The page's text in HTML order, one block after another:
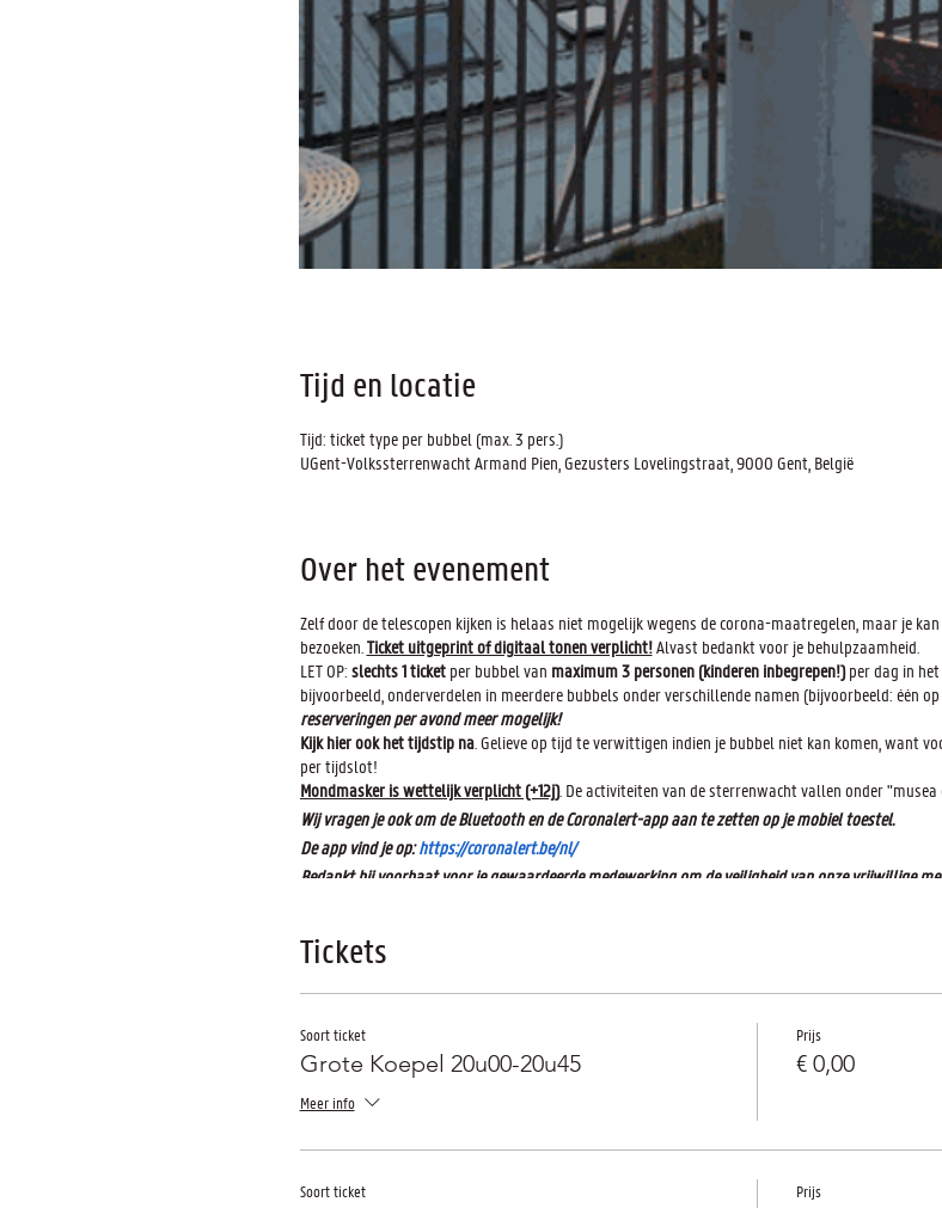
Tijd en locatie
Tijd: ticket type per bubbel (max. 3 pers.)
UGent-Volkssterrenwacht Armand Pien, Gezusters Lovelingstraat, 9000 Gent, België
Over het evenement
Zelf door de telescopen kijken is helaas niet mogelijk wegens de corona-maatregelen, maar je
bezoeken.Ticket uitgeprint of digitaal tonen verplicht!Alvast bedankt voor je behulpzaamheid.
LET OP: slechts 1 ticket per bubbel van maximum 3 personen (kinderen inbegrepen!)per dag in
bijvoorbeeld, onderverdelen in meerdere bubbels onder verschillende namen (bijvoorbeeld: één
reserveringen per avond meer mogelijk!
Kijk hier ook het tijdstip na. Gelieve op tijd te verwittigen indien je bubbel niet kan komen, want
per tijdslot!
Mondmasker is wettelijk verplicht (+12j). De activiteiten van de sterrenwacht vallen onder
Wij vragen je ook om de Bluetooth en de Coronalert-app aan te zetten op je mobiel toestel.
De app vind je op:https://coronalert.be/nl/
Bedankt bij voorbaat voor je gewaardeerde medewerking om de veiligheid van onze vrijwillige
Tickets
Soort ticket
Grote Koepel 20u00-20u45
Meer info
Prijs
€ 0,00
Soort ticket Prijs